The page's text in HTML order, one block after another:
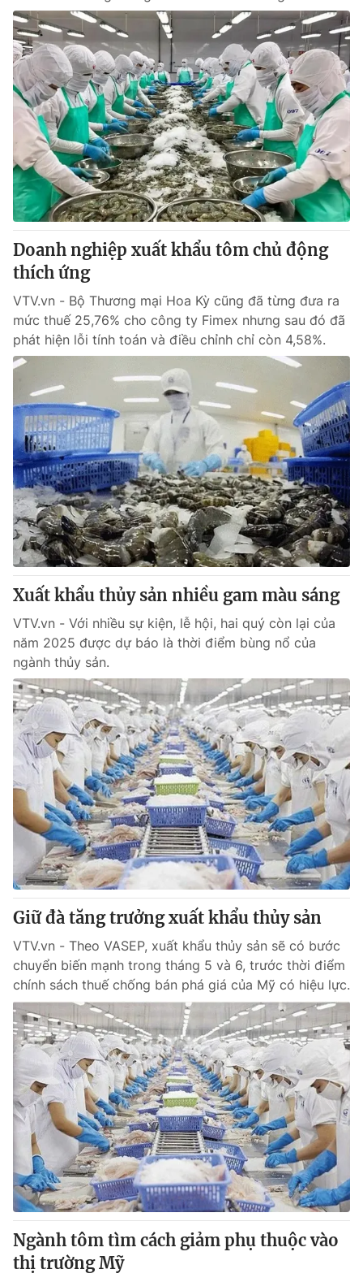
Doanh nghiệp xuất khẩu tôm chủ động
thích ứng
VTV.vn - Bộ Thương mại Hoa Kỳ cũng đã từng đưa ra
mức thuế 25,76% cho công ty Fimex nhưng sau đó đã
phát hiện lỗi tính toán và điều chỉnh chỉ còn 4,58%.
Xuất khẩu thủy sản nhiều gam màu sáng
VTV.vn - Với nhiều sự kiện, lễ hội, hai quý còn lại của
năm 2025 được dự báo là thời điểm bùng nổ của
ngành thủy sản.
Giữ đà tăng trưởng xuất khẩu thủy sản
VTV.vn - Theo VASEP, xuất khẩu thủy sản sẽ có bước
chuyển biến mạnh trong tháng 5 và 6, trước thời điểm
chính sách thuế chống bán phá giá của Mỹ có hiệu lực.
Ngành tôm tìm cách giảm phụ thuộc vào
thị trường Mỹ